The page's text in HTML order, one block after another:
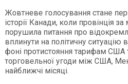
Жовтневе голосування стане
історії Канади, коли провінція
порушила питання про
вплинути на політичну ситуацію
фоні протистояння тарифам США
торговельної угоди між США,
найближчі місяці.